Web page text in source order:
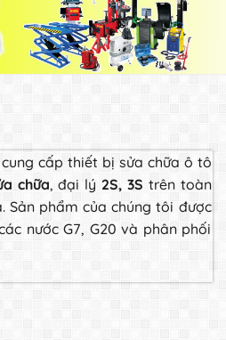
cấp thiết bị sửa chữa ô tô
chữa, đại lý 2S, 3S trên toàn
Sản phẩm của chúng tôi được
nước G7, G20 và phân phối